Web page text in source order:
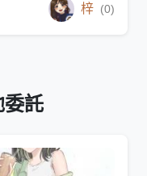
梓 (0)
委託